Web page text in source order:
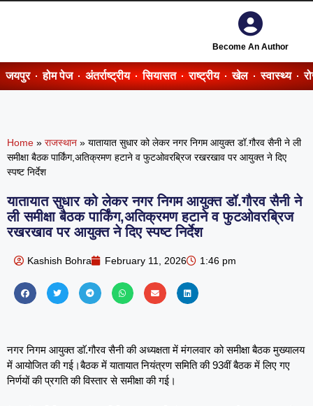
Become An Author
जयपुर होम पेज अंतर्राष्ट्रीय सियासत राष्ट्रीय खेल स्वास्थ्य
Home » राजस्थान » यातायात सुधार को लेकर नगर निगम आयुक्त डॉ.गौरव सैनी ने ली
समीक्षा बैठक पार्किंग,अतिक्रमण हटाने व फुटओवरब्रिज रखरखाव पर आयुक्त ने दिए
स्पष्ट निर्देश
यातायात सुधार को लेकर नगर निगम आयुक्त डॉ.गौरव सैनी ने
ली समीक्षा बैठक पार्किंग,अतिक्रमण हटाने व फुटओवरब्रिज
रखरखाव पर आयुक्त ने दिए स्पष्ट निर्देश
Kashish Bohra February 11, 2026 1:46 pm
नगर निगम आयुक्त डाॅ.गौरव सैनी की अध्यक्षता में मंगलवार को समीक्षा बैठक मुख्यालय
में आयोजित की गई।बैठक में यातायात नियंत्रण समिति की 93वीं बैठक में लिए गए
निर्णयों की प्रगति की विस्तार से समीक्षा की गई।